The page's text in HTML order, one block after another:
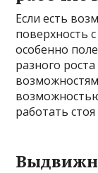
Если есть
поверхность
особенно
разного
работать стоя